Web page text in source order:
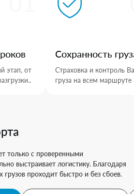
этап, от
Сохранность
Страховка и контроль
груза на всем маршруте
только с проверенными
выстраивает логистику. Благодаря
грузов проходит быстро и без сбоев.